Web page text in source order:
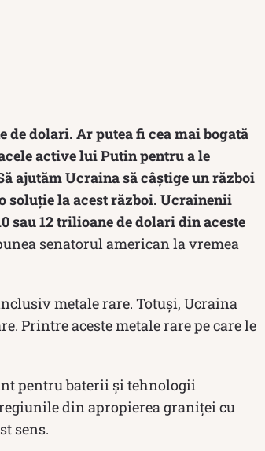
de dolari. Ar putea fi cea mai bogată
active lui Putin pentru a le
ajutăm Ucraina să câștige un război
soluție la acest război. Ucrainenii
sau 12 trilioane de dolari din aceste
senatorul american la vremea
metale rare. Totuși, Ucraina
Printre aceste metale rare pe care le
pentru baterii și tehnologii
din apropierea graniței cu
sens.